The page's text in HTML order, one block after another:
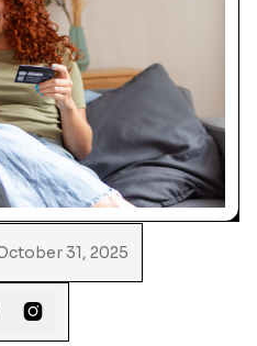
31, 2025
